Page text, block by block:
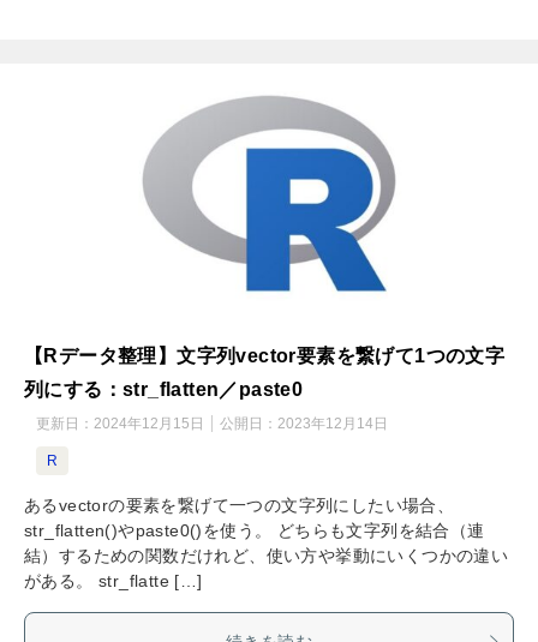
【Rデータ整理】文字列vector要素を繋げて1つの文字
列にする：str_flatten／paste0
更新日： 2024年12月15日 公開日： 2023年12月14日
R
あるvectorの要素を繋げて一つの文字列にしたい場合、
str_flatten()やpaste0()を使う。 どちらも文字列を結合（連
結）するための関数だけれど、使い方や挙動にいくつかの違い
がある。 str_flatte […]